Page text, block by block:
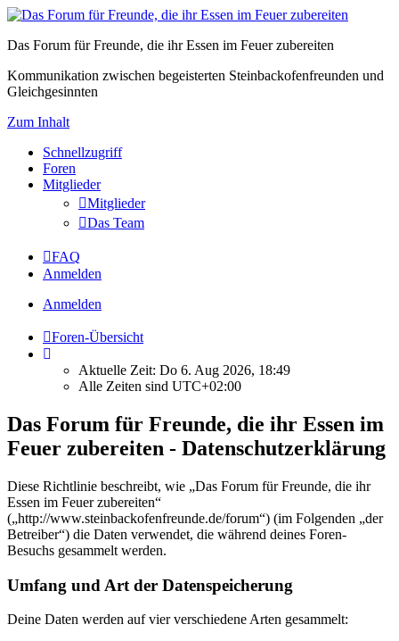
Das Forum für Freunde, die ihr Essen im Feuer zubereiten
Kommunikation zwischen begeisterten Steinbackofenfreunden und
Gleichgesinnten
Zum Inhalt
Schnellzugriff
Foren
Mitglieder
Mitglieder
Das Team
FAQ
Anmelden
Anmelden
Foren-Übersicht
Aktuelle Zeit: Do 6. Aug 2026, 18:49
Alle Zeiten sind UTC+02:00
Das Forum für Freunde, die ihr Essen im
Feuer zubereiten - Datenschutzerklärung
Diese Richtlinie beschreibt, wie „Das Forum für Freunde, die ihr
Essen im Feuer zubereiten“
(„http://www.steinbackofenfreunde.de/forum“) (im Folgenden „der
Betreiber“) die Daten verwendet, die während deines Foren-
Besuchs gesammelt werden.
Umfang und Art der Datenspeicherung
Deine Daten werden auf vier verschiedene Arten gesammelt: